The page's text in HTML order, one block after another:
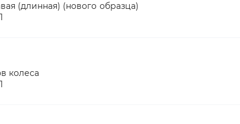
(длинная) (нового образца)
колеса